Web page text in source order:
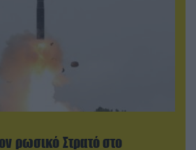
ρωσικό Στρατό στο